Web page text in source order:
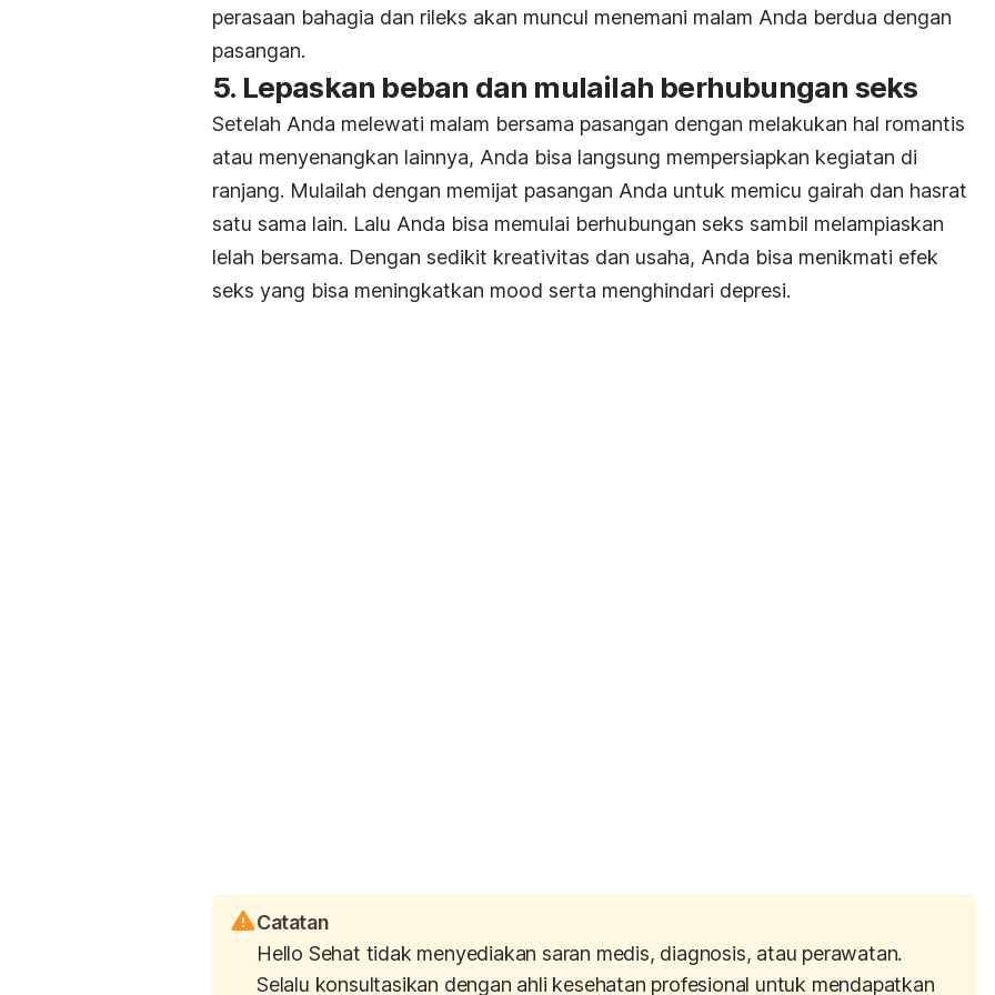
perasaan bahagia dan rileks akan muncul menemani malam Anda berdua dengan
pasangan.
5. Lepaskan beban dan mulailah berhubungan seks
Setelah Anda melewati malam bersama pasangan dengan melakukan hal romantis
atau menyenangkan lainnya, Anda bisa langsung mempersiapkan kegiatan di
ranjang. Mulailah dengan memijat pasangan Anda untuk memicu gairah dan hasrat
satu sama lain. Lalu Anda bisa memulai berhubungan seks sambil melampiaskan
lelah bersama. Dengan sedikit kreativitas dan usaha, Anda bisa menikmati efek
seks yang bisa meningkatkan mood serta menghindari depresi.
Catatan
Hello Sehat tidak menyediakan saran medis, diagnosis, atau perawatan.
Selalu konsultasikan dengan ahli kesehatan profesional untuk mendapatkan